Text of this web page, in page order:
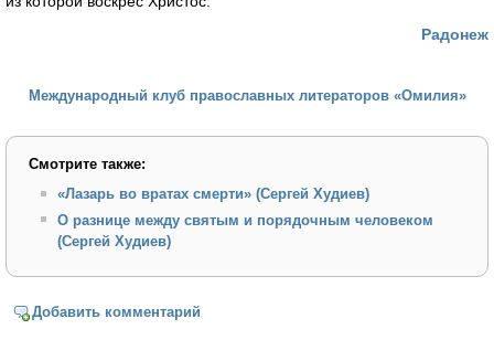
Радонеж
Международный клуб православных литераторов «Омилия»
Смотрите также:
«Лазарь во вратах смерти» (Сергей Худиев)
О разнице между святым и порядочным человеком
(Сергей Худиев)
Добавить комментарий